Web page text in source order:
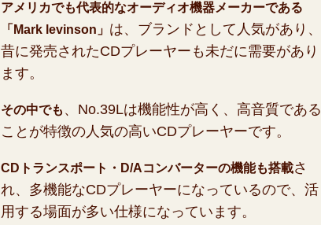
アメリカでも代表的なオーディオ機器メーカーである
「Mark levinson」 は、ブランドとして人気があり、
昔に発売されたCDプレーヤーも未だに需要があり
ます。
その中でも 、No.39Lは機能性が高く、高音質である
ことが特徴の人気の高いCDプレーヤーです。
CDトランスポート・D/Aコンバーターの機能も搭載さ
れ、多機能なCDプレーヤーになっているので、活
用する場面が多い仕様になっています。